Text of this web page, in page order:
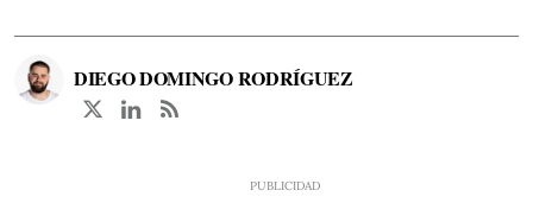
DIEGO DOMINGO RODRÍGUEZ